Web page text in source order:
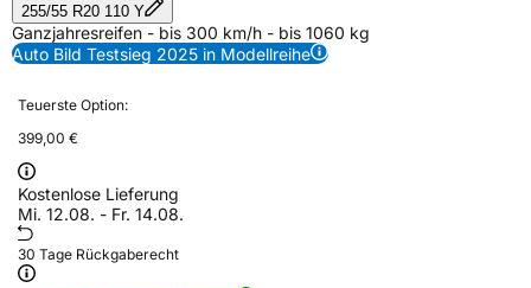
255/55 R20 110 Y
Ganzjahresreifen - bis 300 km/h - bis 1060 kg
Auto Bild Testsieg 2025 in Modellreihe
Teuerste Option:
399,00 €
Kostenlose Lieferung
Mi. 12.08. - Fr. 14.08.
30 Tage Rückgaberecht